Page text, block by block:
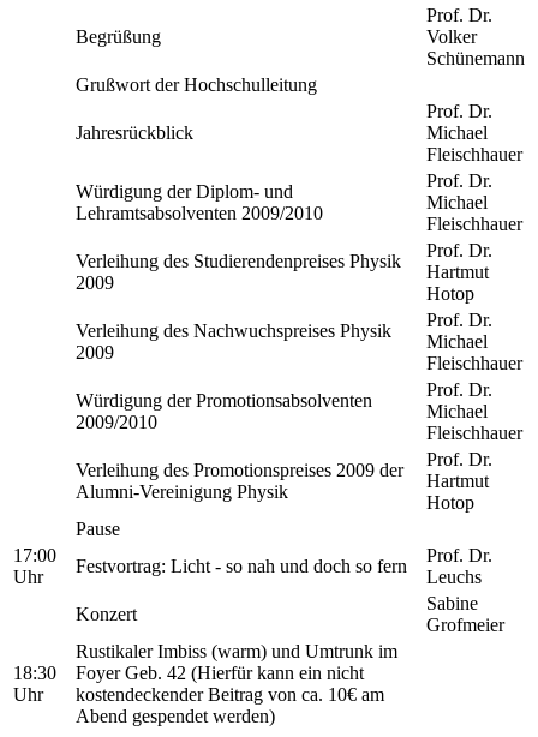
Begrüßung
Prof. Dr.
Volker
Schünemann
Grußwort der Hochschulleitung
Jahresrückblick
Prof. Dr.
Michael
Fleischhauer
Würdigung der Diplom- und
Lehramtsabsolventen 2009/2010
Prof. Dr.
Michael
Fleischhauer
Verleihung des Studierendenpreises Physik
2009
Prof. Dr.
Hartmut
Hotop
Verleihung des Nachwuchspreises Physik
2009
Prof. Dr.
Michael
Fleischhauer
Würdigung der Promotionsabsolventen
2009/2010
Prof. Dr.
Michael
Fleischhauer
Verleihung des Promotionspreises 2009 der
Alumni-Vereinigung Physik
Prof. Dr.
Hartmut
Hotop
Pause
17:00
Uhr
Festvortrag: Licht - so nah und doch so fern
Prof. Dr.
Leuchs
Konzert
Sabine
Grofmeier
18:30
Uhr
Rustikaler Imbiss (warm) und Umtrunk im
Foyer Geb. 42 (Hierfür kann ein nicht
kostendeckender Beitrag von ca. 10€ am
Abend gespendet werden)